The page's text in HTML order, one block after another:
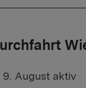
9. August aktiv